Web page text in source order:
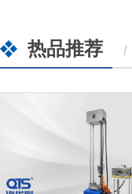
热品推荐 /